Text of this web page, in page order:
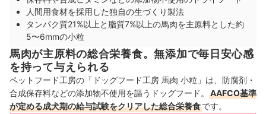
人間用食材を採用した独自の生づくり製法
タンパク質21%以上と脂質7%以上の馬肉を主原料とした約
5〜6mmの小粒
馬肉が主原料の総合栄養食。無添加で毎日安心感
を持って与えられる
ペットフード工房の「ドッグフード工房 馬肉 小粒」は、防腐剤・
合成保存料などの添加物不使用を謳うドッグフード。
AAFCO基準
が定める成犬期の給与試験をクリアした総合栄養食です。